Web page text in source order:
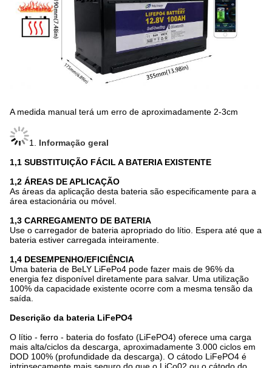
A medida manual terá um erro de aproximadamente 2-3cm
1. Informação geral
1,1 SUBSTITUIÇÃO FÁCIL A BATERIA EXISTENTE
1,2 ÁREAS DE APLICAÇÃO
As áreas da aplicação desta bateria são especificamente para a
área estacionária ou móvel.
1,3 CARREGAMENTO DE BATERIA
Use o carregador de bateria apropriado do lítio. Espera até que a
bateria estiver carregada inteiramente.
1,4 DESEMPENHO/EFICIÊNCIA
Uma bateria de BeLY LiFePo4 pode fazer mais de 96% da
energia fez disponível diretamente para salvar. Uma utilização
100% da capacidade existente ocorre com a mesma tensão da
saída.
Descrição da bateria LiFePO4
O lítio - ferro - bateria do fosfato (LiFePO4) oferece uma carga
mais alta/ciclos da descarga, aproximadamente 3.000 ciclos em
DOD 100% (profundidade da descarga). O cátodo LiFePO4 é
intrinsecamente mais seguro do que o LiCo02 ou o cátodo do